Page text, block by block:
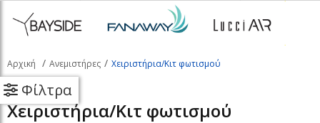
Αρχική Ανεμιστήρες Χειριστήρια/Κιτ φωτισμού
Φίλτρα
Χειριστήρια/Κιτ φωτισμού